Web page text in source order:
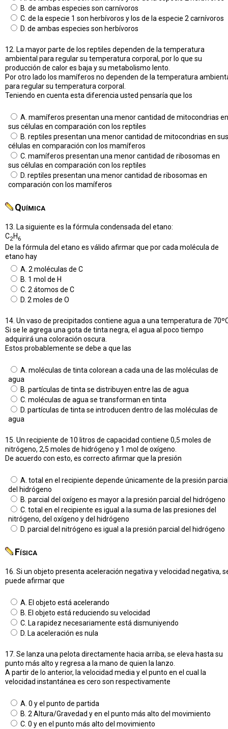
B. de ambas especies son carnívoros
C. de la especie 1 son herbívoros y los de la especie 2 carnívoros
D. de ambas especies son herbívoros
12. La mayor parte de los reptiles dependen de la temperatura
ambiental para regular su temperatura corporal, por lo que su
producción de calor es baja y su metabolismo lento.
Por otro lado los mamíferos no dependen de la temperatura
para regular su temperatura corporal.
Teniendo en cuenta esta diferencia usted pensaría que los
A. mamíferos presentan una menor cantidad de mitocondrias en
sus células en comparación con los reptiles
B. reptiles presentan una menor cantidad de mitocondrias en sus
células en comparación con los mamíferos
C. mamíferos presentan una menor cantidad de ribosomas en
sus células en comparación con los reptiles
D. reptiles presentan una menor cantidad de ribosomas en
comparación con los mamíferos
Química
13. La siguiente es la fórmula condensada del etano:
C2H6
De la fórmula del etano es válido afirmar que por cada molécula de
etano hay
A. 2 moléculas de C
B. 1 mol de H
C. 2 átomos de C
D. 2 moles de O
14. Un vaso de precipitados contiene agua a una temperatura de
Si se le agrega una gota de tinta negra, el agua al poco tiempo
adquirirá una coloración oscura.
Estos probablemente se debe a que las
A. moléculas de tinta colorean a cada una de las moléculas de
agua
B. partículas de tinta se distribuyen entre las de agua
C. moléculas de agua se transforman en tinta
D. partículas de tinta se introducen dentro de las moléculas de
agua
15. Un recipiente de 10 litros de capacidad contiene 0,5 moles de
nitrógeno, 2,5 moles de hidrógeno y 1 mol de oxígeno.
De acuerdo con esto, es correcto afirmar que la presión
A. total en el recipiente depende únicamente de la presión
del hidrógeno
B. parcial del oxígeno es mayor a la presión parcial del hidrógeno
C. total en el recipiente es igual a la suma de las presiones del
nitrógeno, del oxígeno y del hidrógeno
D. parcial del nitrógeno es igual a la presión parcial del hidrógeno
Física
16. Si un objeto presenta aceleración negativa y velocidad negativa,
puede afirmar que
A. El objeto está acelerando
B. El objeto está reduciendo su velocidad
C. La rapidez necesariamente está dismuniyendo
D. La aceleración es nula
17. Se lanza una pelota directamente hacia arriba, se eleva hasta su
punto más alto y regresa a la mano de quien la lanzo.
A partir de lo anterior, la velocidad media y el punto en el cual la
velocidad instantánea es cero son respectivamente
A. 0 y el punto de partida
B. 2 Altura/Gravedad y en el punto más alto del movimiento
C. 0 y en el punto más alto del movimiento